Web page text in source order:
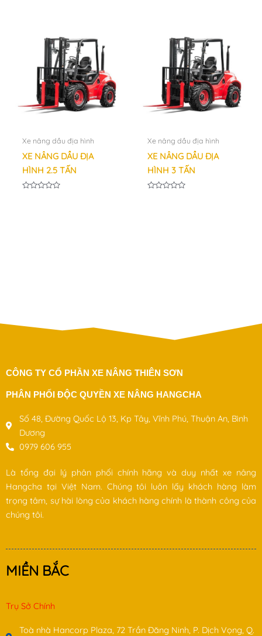
Xe nâng dầu địa hình
XE NÂNG DẦU ĐỊA
HÌNH 2.5 TẤN
Xe nâng dầu địa hình
XE NÂNG DẦU ĐỊA
HÌNH 3 TẤN
CÔNG TY CỔ PHẦN XE NÂNG THIÊN SƠN
PHÂN PHỐI ĐỘC QUYỀN XE NÂNG HANGCHA
Số 48, Đường Quốc Lộ 13, Kp Tây, Vĩnh Phú, Thuận An, Bình
Dương
0979 606 955
Là tổng đại lý phân phối chính hãng và duy nhất xe nâng
Hangcha tại Việt Nam. Chúng tôi luôn lấy khách hàng làm
trọng tâm, sự hài lòng của khách hàng chính là thành công của
chúng tôi.
MIỀN BẮC
Trụ Sở Chính
Toà nhà Hancorp Plaza, 72 Trần Đăng Ninh, P. Dịch Vọng, Q.